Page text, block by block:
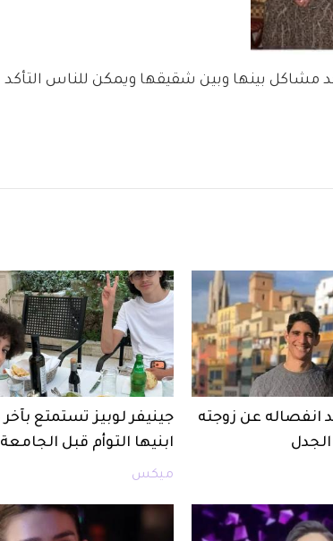
بينها وبين شقيقها ويمكن للناس التأكد
انفصاله عن زوجته
جينيفر لوبيز تستمتع
ابنيها التوأم قبل الجامعة
ميكس